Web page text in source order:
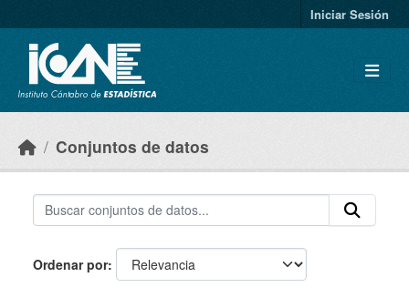
Iniciar Sesión
Conjuntos de datos
Ordenar por